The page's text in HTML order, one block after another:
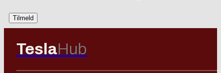
TeslaHub